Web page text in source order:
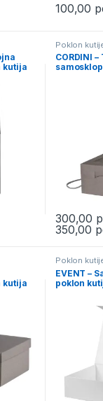
100,00
This
kutija
variants. The
Poklon
CORDINI
300,00
350,00
This
kutija
Poklon
EVENT –
poklon